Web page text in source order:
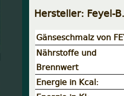
Hersteller: Feyel-
Gänseschmalz von
Nährstoffe und
Brennwert
Energie in Kcal: